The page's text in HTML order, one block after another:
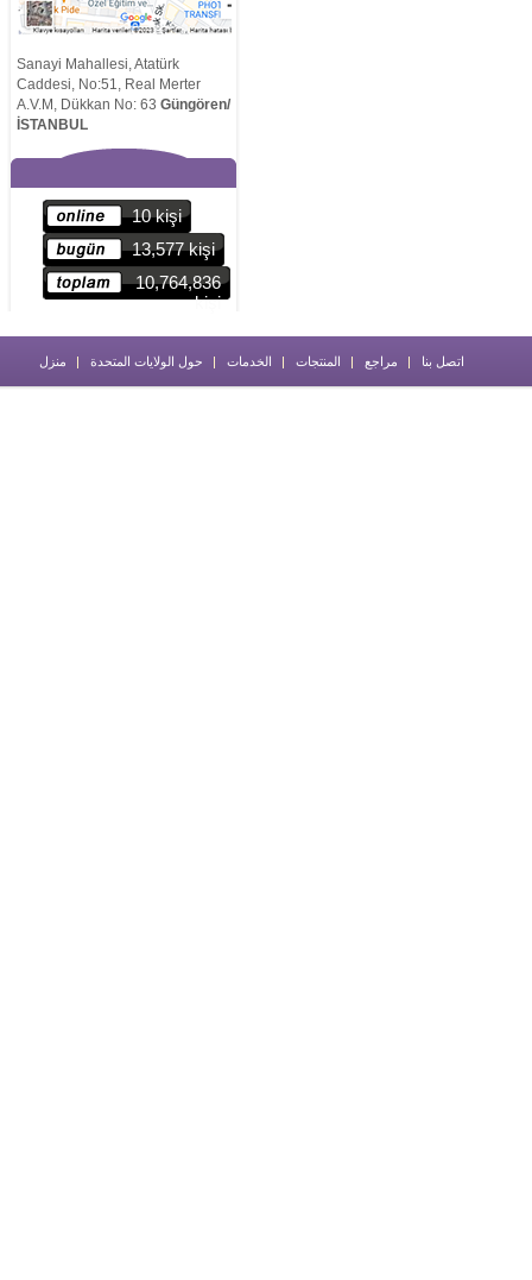
Sanayi Mahallesi, Atatürk
Caddesi, No:51, Real Merter
A.V.M, Dükkan No: 63 Güngören/
İSTANBUL
10 kişi
13,577 kişi
10,764,836
kişi
منزل حول الولايات المتحدة الخدمات المنتجات مراجع اتصل بنا